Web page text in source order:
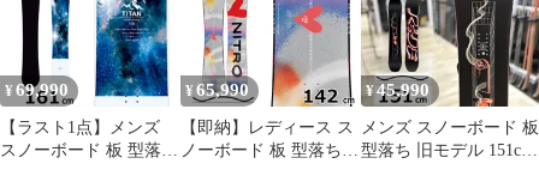
ド カービング キャンバ
バー
¥ 69,990
【ラスト1点】メンズ
スノーボード 板 型落ち
¥65,990
【即納】レディース ス
ノーボード 板 型落ち
¥45,990
メンズ スノーボード 板
型落ち 旧モデル 151cm